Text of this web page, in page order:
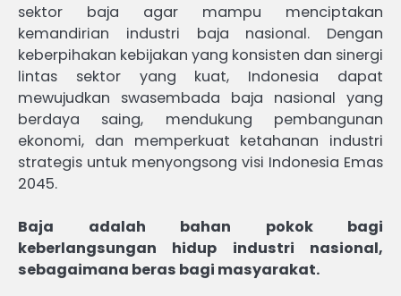
sektor baja agar mampu menciptakan
kemandirian industri baja nasional. Dengan
keberpihakan kebijakan yang konsisten dan sinergi
lintas sektor yang kuat, Indonesia dapat
mewujudkan swasembada baja nasional yang
berdaya saing, mendukung pembangunan
ekonomi, dan memperkuat ketahanan industri
strategis untuk menyongsong visi Indonesia Emas
2045.
Baja adalah bahan pokok bagi
keberlangsungan hidup industri nasional,
sebagaimana beras bagi masyarakat.